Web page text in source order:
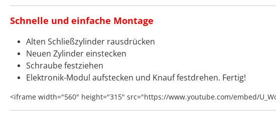
Schnelle und einfache Montage
Alten Schließzylinder rausdrücken
Neuen Zylinder einstecken
Schraube festziehen
Elektronik-Modul aufstecken und Knauf festdrehen. Fertig!
<iframe width="560" height="315" src="https://www.youtube.com/embed/